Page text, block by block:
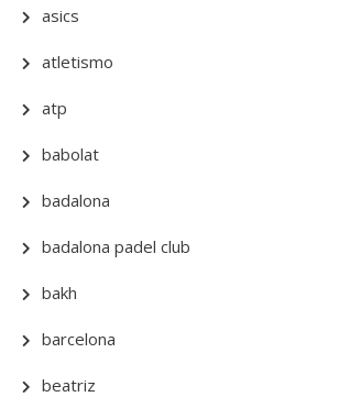
asics
atletismo
atp
babolat
badalona
badalona padel club
bakh
barcelona
beatriz